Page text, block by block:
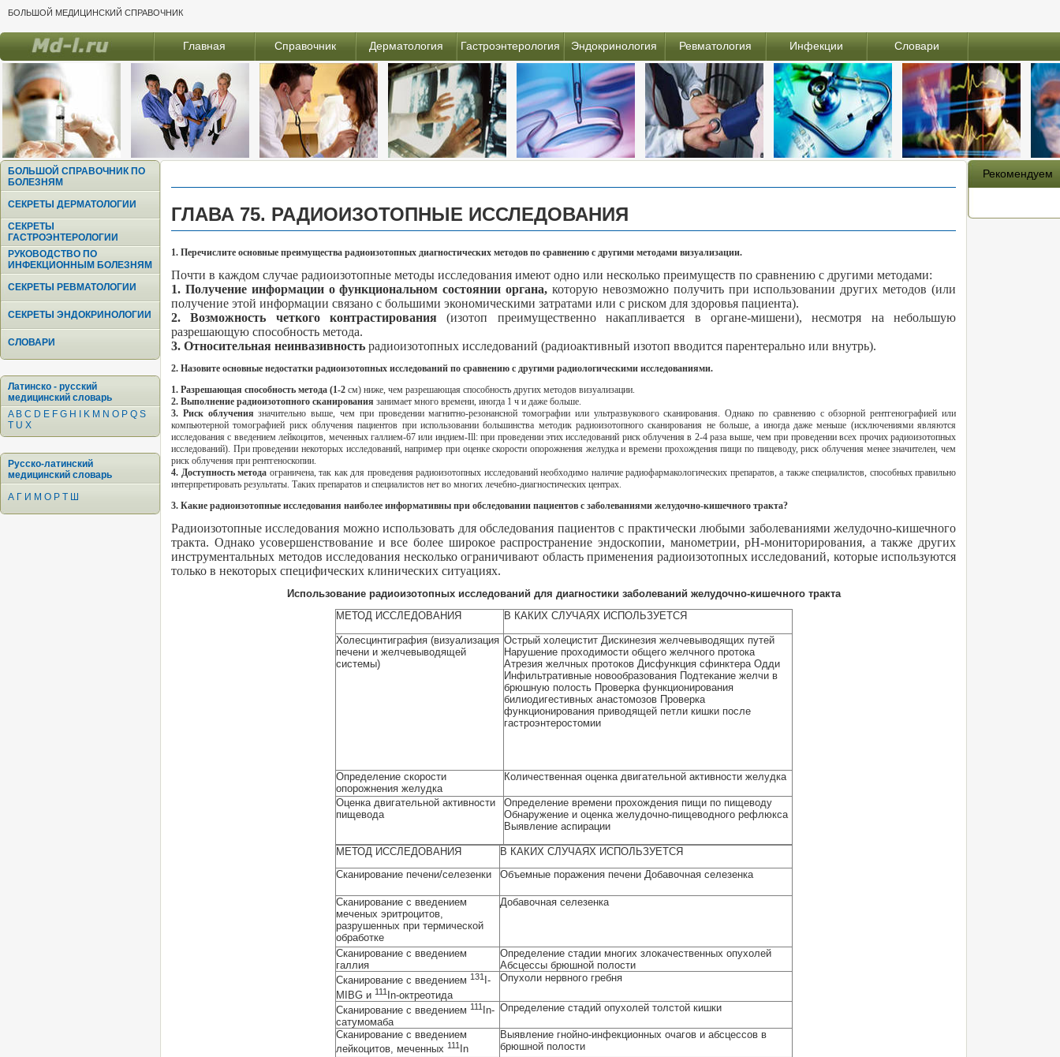
БОЛЬШОЙ МЕДИЦИНСКИЙ СПРАВОЧНИК
Главная Справочник Дерматология Гастроэнтерология Эндокринология Ревматология Инфекции Словари
БОЛЬШОЙ СПРАВОЧНИК ПО
БОЛЕЗНЯМ
СЕКРЕТЫ ДЕРМАТОЛОГИИ
СЕКРЕТЫ
ГАСТРОЭНТЕРОЛОГИИ
РУКОВОДСТВО ПО
ИНФЕКЦИОННЫМ БОЛЕЗНЯМ
СЕКРЕТЫ РЕВМАТОЛОГИИ
СЕКРЕТЫ ЭНДОКРИНОЛОГИИ
СЛОВАРИ
Латинско - русский
медицинский словарь
A B C D E F G H K M N O P Q S
T U X
Русско-латинский
медицинский словарь
А Г И М О Р Т Ш
ГЛАВА 75. РАДИОИЗОТОПНЫЕ ИССЛЕДОВАНИЯ
1. Перечислите основные преимущества радиоизотопных диагностических методов по сравнению с другими методами визуализации.
Почти в каждом случае радиоизотопные методы исследования имеют одно или несколько преимуществ по сравнению с другими методами:
1. Получение информации о функциональном состоянии органа, которую невозможно получить при использовании других методов (или
получение этой информации связано с большими экономическими затратами или с риском для здоровья пациента).
2. Возможность четкого контрастирования(изотоп преимущественно накапливается в органе-мишени), несмотря на небольшую
разрешающую способность метода.
3. Относительная неинвазивность радиоизотопных исследований (радиоактивный изотоп вводится парентерально или внутрь).
2. Назовите основные недостатки радиоизотопных исследований по сравнению с другими радиологическими исследованиями.
1. Разрешающая способность метода (1-2 см) ниже, чем разрешающая способность других методов визуализации.
2. Выполнение радиоизотопного сканирования занимает много времени, иногда 1 ч и даже больше.
3. Риск облучениязначительно выше, чем при проведении магнитно-резонансной томографии или ультразвукового сканирования. Однако по сравнению с обзорной рентгенографией или
компьютерной томографией риск облучения пациентов при использовании большинства методик радиоизотопного сканирования не больше, а иногда даже меньше (исключениями являются
исследования с введением лейкоцитов, меченных галлием-67 или индием-Ill: при проведении этих исследований риск облучения в 2-4 раза выше, чем при проведении всех прочих радиоизотопных
исследований). При проведении некоторых исследований, например при оценке скорости опорожнения желудка и времени прохождения пищи по пищеводу, риск облучения менее значителен, чем
риск облучения при рентгеноскопии.
4. Доступность метода ограничена, так как для проведения радиоизотопных исследований необходимо наличие радиофармакологических препаратов, а также специалистов, способных правильно
интерпретировать результаты. Таких препаратов и специалистов нет во многих лечебно-диагностических центрах.
3. Какие радиоизотопные исследования наиболее информативны при обследовании пациентов с заболеваниями желудочно-кишечного тракта?
Радиоизотопные исследования можно использовать для обследования пациентов с практически любыми заболеваниями желудочно-кишечного
тракта. Однако усовершенствование и все более широкое распространение эндоскопии, манометрии, рН-мониторирования, а также других
инструментальных методов исследования несколько ограничивают область применения радиоизотопных исследований, которые используются
только в некоторых специфических клинических ситуациях.
Использование радиоизотопных исследований для диагностики заболеваний желудочно-кишечного тракта
МЕТОД ИССЛЕДОВАНИЯ
В КАКИХ СЛУЧАЯХ ИСПОЛЬЗУЕТСЯ
Холесцинтиграфия (визуализация
печени и желчевыводящей
системы)
Острый холецистит Дискинезия желчевыводящих путей
Нарушение проходимости общего желчного протока
Атрезия желчных протоков Дисфункция сфинктера Одди
Инфильтративные новообразования Подтекание желчи в
брюшную полость Проверка функционирования
билиодигестивных анастомозов Проверка
функционирования приводящей петли кишки после
гастроэнтеростомии
Определение скорости
опорожнения желудка
Количественная оценка двигательной активности желудка
Оценка двигательной активности
пищевода
Определение времени прохождения пищи по пищеводу
Обнаружение и оценка желудочно-пищеводного рефлюкса
Выявление аспирации
МЕТОД ИССЛЕДОВАНИЯ
В КАКИХ СЛУЧАЯХ ИСПОЛЬЗУЕТСЯ
Сканирование печени/селезенки
Объемные поражения печени Добавочная селезенка
Сканирование с введением
меченых эритроцитов,
разрушенных при термической
обработке
Добавочная селезенка
Сканирование с введением
галлия
Определение стадии многих злокачественных опухолей
Абсцессы брюшной полости
Сканирование с введением 131I-
MIBG и 111In-октреотида
Опухоли нервного гребня
Сканирование с введением 111In-
сатумомаба
Определение стадий опухолей толстой кишки
Сканирование с введением
лейкоцитов, меченных 111In
Выявление гнойно-инфекционных очагов и абсцессов в
брюшной полости
Рекомендуем